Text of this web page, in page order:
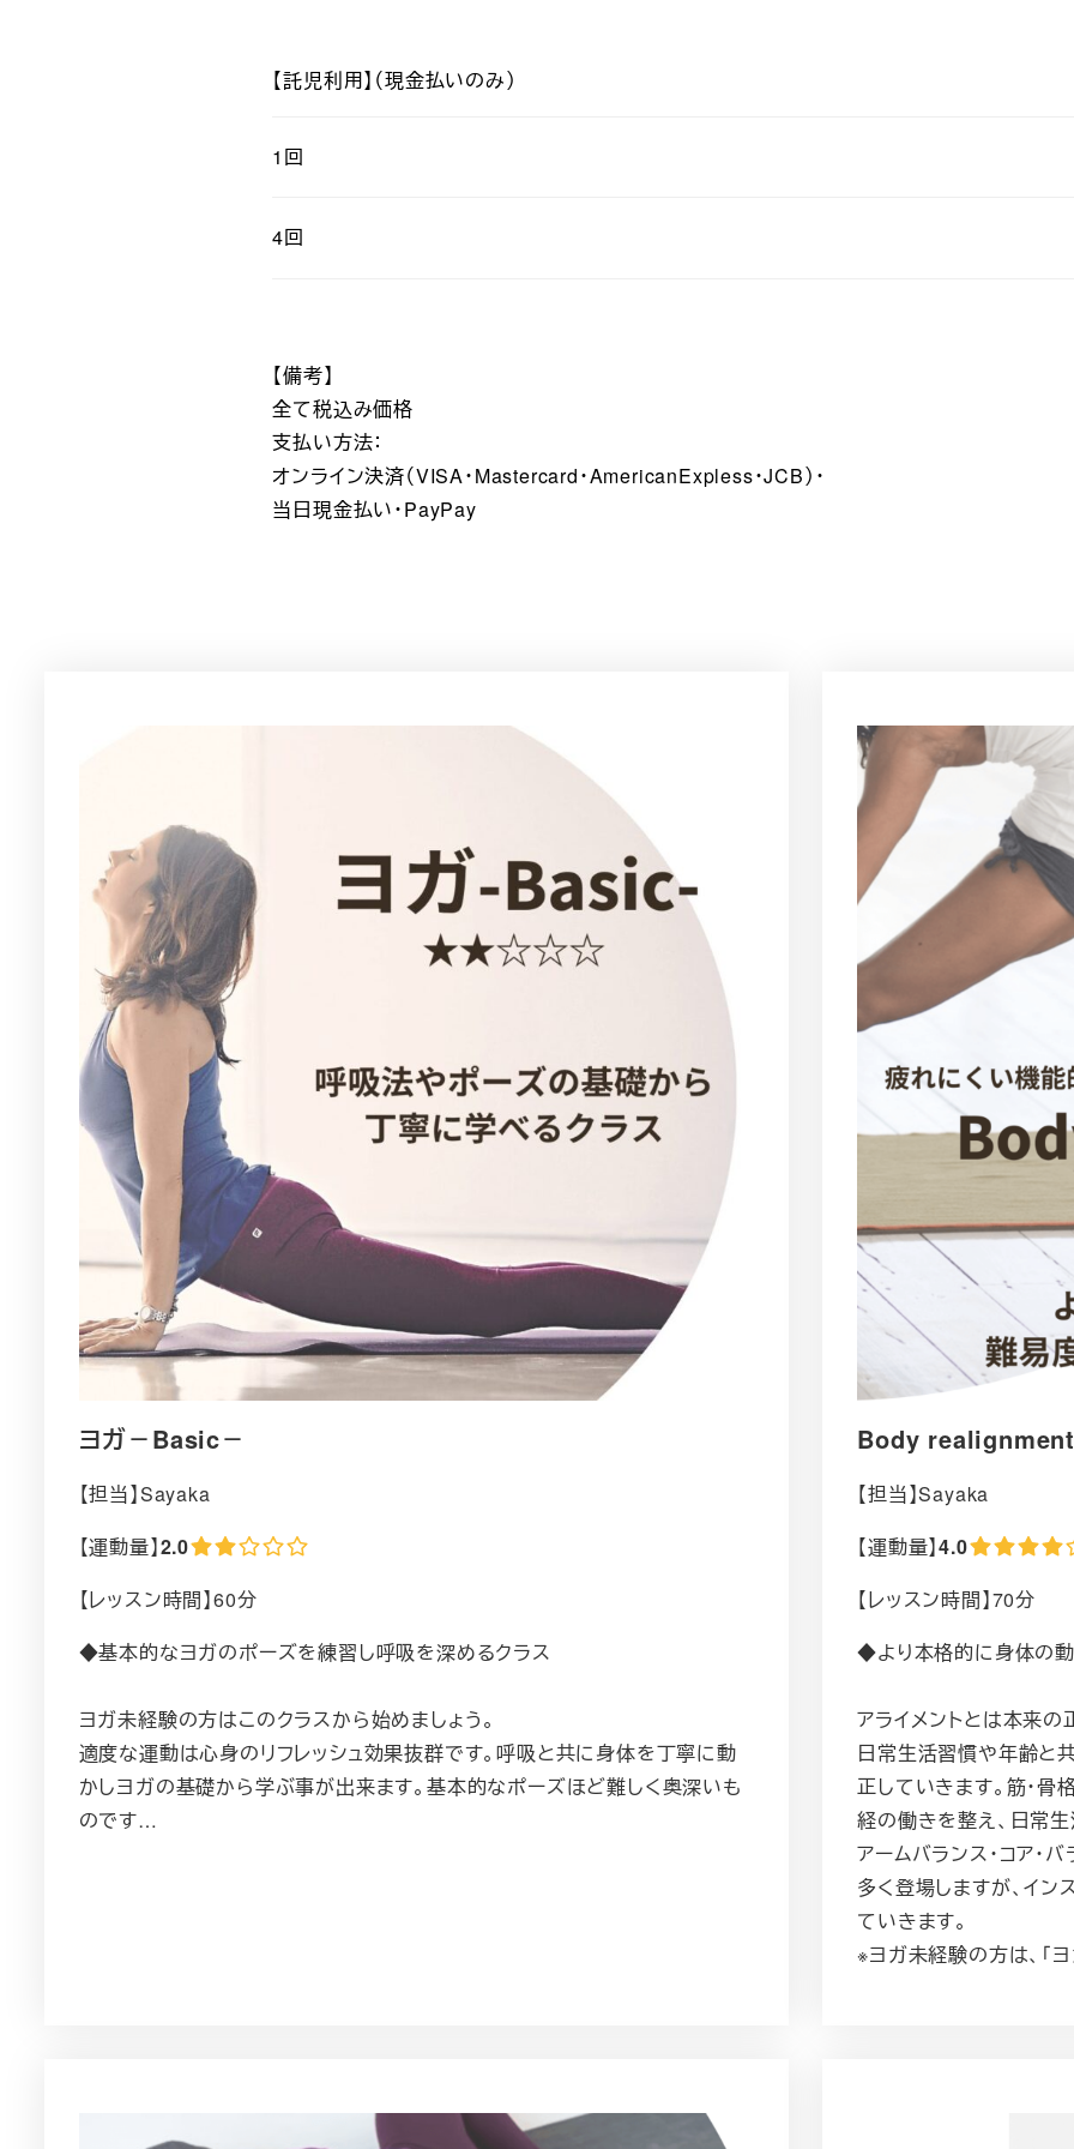
【託児利用】（現金払いのみ）
1回
4回
【備考】
全て税込み価格
支払い方法：
オンライン決済（VISA・Mastercard・AmericanExpless・JCB）・
当日現金払い・PayPay
ヨガ－Basic－
【担当】Sayaka
【運動量】2.0
【レッスン時間】60分
◆基本的なヨガのポーズを練習し呼吸を深めるクラス
ヨガ未経験の方はこのクラスから始めましょう。
適度な運動は心身のリフレッシュ効果抜群です。呼吸と共に身体を丁寧に動
かしヨガの基礎から学ぶ事が出来ます。基本的なポーズほど難しく奥深いも
のです…
Body realignment
【担当】Sayaka
【運動量】4.0
【レッスン時間】70分
◆より本格的に身体の
アライメントとは本来の
日常生活習慣や年齢と
正していきます。筋・
経の働きを整え、日常
アームバランス・コア・
多く登場しますが、イ
ていきます。
※ヨガ未経験の方は、「